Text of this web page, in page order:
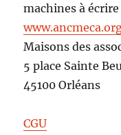
machines à
Maisons des
5 place Sainte
45100 Orléans
CGU